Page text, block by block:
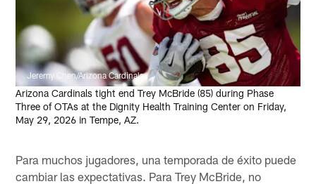
Jeremy Chen/Arizona Cardinals
Arizona Cardinals tight end Trey McBride (85) during Phase
Three of OTAs at the Dignity Health Training Center on Friday,
May 29, 2026 in Tempe, AZ.
Para muchos jugadores, una temporada de éxito puede
cambiar las expectativas. Para Trey McBride, no